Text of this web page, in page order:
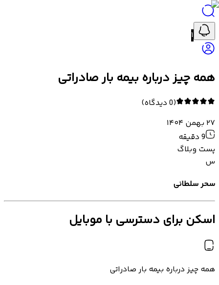
۱
همه چیز درباره بیمه بار صادراتی
(
0 دیدگاه)
۲۷ بهمن ۱۴۰۴
9 دقیقه
پست وبلاگ
س
سحر سلطانی
اسکن برای دسترسی با موبایل
همه چیز درباره بیمه بار صادراتی